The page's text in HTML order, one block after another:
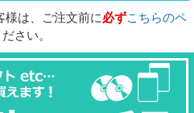
は、ご注文前に必ずこちらのペ
さい。